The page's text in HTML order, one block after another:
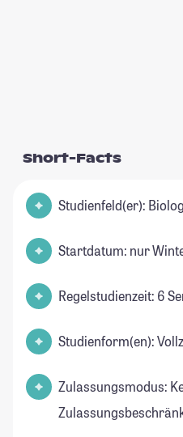
Short-Facts
Studienfeld(er):
Startdatum: nur
Regelstudienzeit: 6
Studienform(en):
Zulassungsmodus: